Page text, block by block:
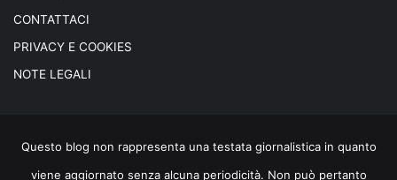
CONTATTACI
PRIVACY E COOKIES
NOTE LEGALI
Questo blog non rappresenta una testata giornalistica in quanto
viene aggiornato senza alcuna periodicità. Non può pertanto